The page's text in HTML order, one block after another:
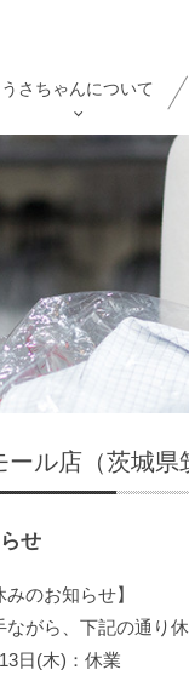
うさちゃんについて
ール店（茨城県
せ
みのお知らせ】
ながら、下記の通り
(木)：休業